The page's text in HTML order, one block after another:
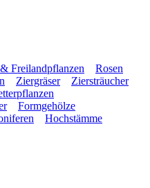
Freilandpflanzen
Rosen
Ziergräser
Ziersträucher
Formgehölze
Hochstämme